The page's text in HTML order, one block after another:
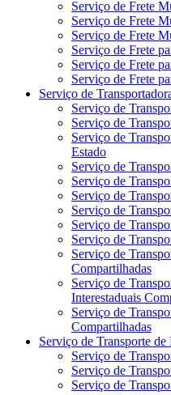
Serviço de Frete
Serviço de Frete
Serviço de Frete
Serviço de Frete
Serviço de Frete
Serviço de Frete
Serviço de
Serviço de
Serviço de
Serviço de
Estado
Serviço de
Serviço de
Serviço de
Serviço de
Serviço de
Serviço de
Serviço de
Compartilhadas
Serviço de
Interestaduais
Serviço de
Compartilhadas
Serviço de Transporte de
Serviço de
Serviço de
Serviço de